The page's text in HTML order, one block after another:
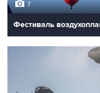
7
Фестиваль